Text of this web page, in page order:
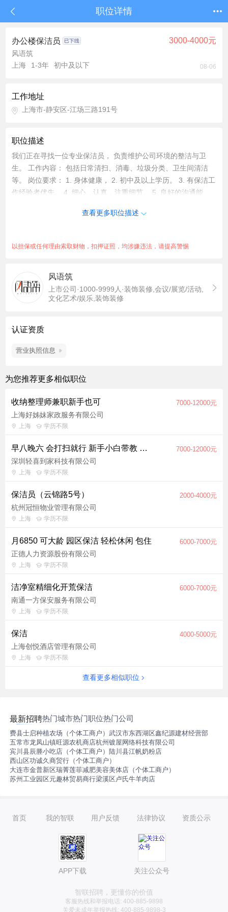
职位详情
办公楼保洁员 3000-4000元
风语筑
上海
1-3年 初中及以下 08-06
工作地址
上海市-静安区-江场三路191号
职位描述
我们正在寻找一位专业保洁员， 负责维护公司环境的整洁与卫
生。 工作内容： 包括日常清扫、消毒、垃圾分类、卫生间清洁
等。 岗位要求： 1. 身体健康， 2. 初中及以上学历。 3. 有保洁工
作经验者优先。 4. 细心、认真，注重细节。 5. 良好的沟通能
查看更多职位描述
以担保或任何理由索取财物，扣押证照，均涉嫌违法，请提高警惕
风语筑
上市公司·1000-9999人·装饰装修,会议/展览/活动,
文化艺术/娱乐,装饰装修
认证资质
营业执照信息
为您推荐更多相似职位
收纳整理师兼职新手也可 7000-12000元
上海好姊妹家政服务有限公司
上海 学历不限
早八晚六 会打扫就行 新手小白带教 不考证 就近安排 7000-12000元
深圳轻喜到家科技有限公司
上海 学历不限
保洁员（云锦路5号） 2000-4000元
杭州冠恒物业管理有限公司
上海 学历不限
月6850 可大龄 园区保洁 轻松休闲 包住 6000-7000元
正德人力资源股份有限公司
上海 学历不限
洁净室精细化开荒保洁 6000-7000元
南通一方保安服务有限公司
上海 学历不限
保洁 4000-5000元
上海创悦酒店管理有限公司
上海 学历不限
查看更多相似职位
最新招聘热门城市热门职位热门公司
费县士启种植农场（个体工商户）武汉市东西湖区鑫纪源建材经营部
五常市龙凤山镇旺源农机商店杭州镀屋网络科技有限公司
宾川县辰塍小吃店（个体工商户） 陆川县江帆奶粉店
西山区功诚久商贸行（个体工商户）
大连市金普新区瑞菁莲菲减肥美容美体店（个体工商户）
苏州工业园区元趣林贸易商行梁溪区卢氏牛羊肉店
首页 我的智联 用户反馈 法律协议 资质公示
APP下载 关注公众号
智联招聘，更懂你的价值
客服热线和举报电话: 400-885-9898
关爱未成年举报热线: 400-885-9898-3